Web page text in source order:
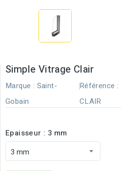
Simple Vitrage Clair
Marque : Saint-
Gobain
Référence :
CLAIR
Epaisseur : 3 mm